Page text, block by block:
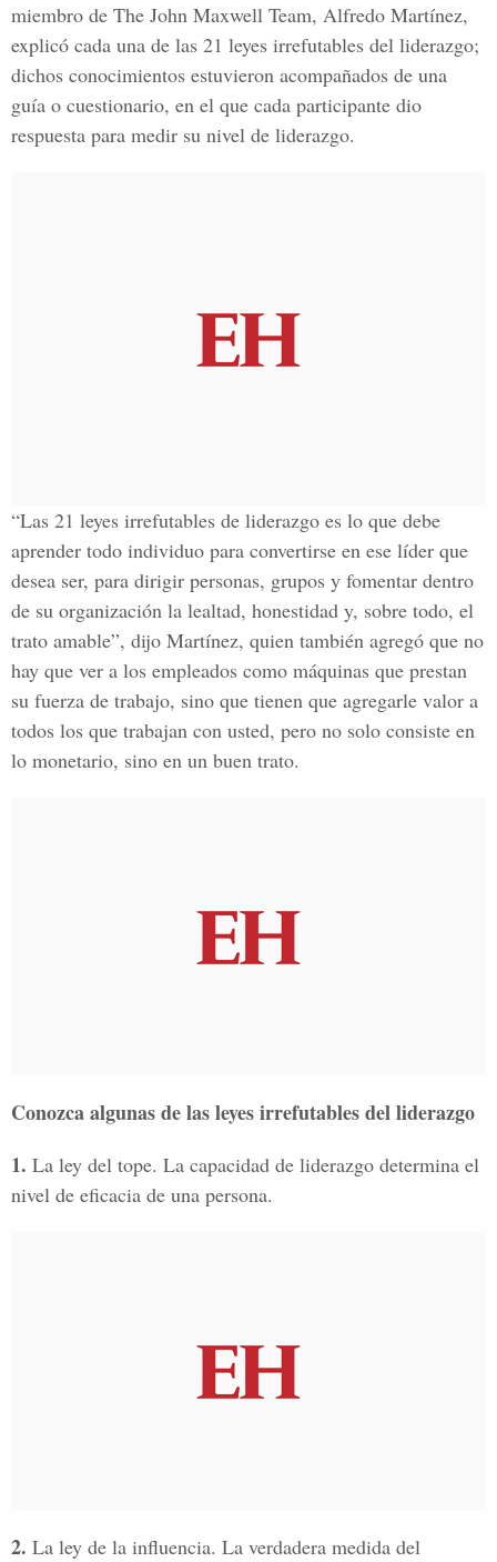
miembro de The John Maxwell Team, Alfredo Martínez,
explicó cada una de las 21 leyes irrefutables del liderazgo;
dichos conocimientos estuvieron acompañados de una
guía o cuestionario, en el que cada participante dio
respuesta para medir su nivel de liderazgo.
“Las 21 leyes irrefutables de liderazgo es lo que debe
aprender todo individuo para convertirse en ese líder que
desea ser, para dirigir personas, grupos y fomentar dentro
de su organización la lealtad, honestidad y, sobre todo, el
trato amable”, dijo Martínez, quien también agregó que no
hay que ver a los empleados como máquinas que prestan
su fuerza de trabajo, sino que tienen que agregarle valor a
todos los que trabajan con usted, pero no solo consiste en
lo monetario, sino en un buen trato.
Conozca algunas de las leyes irrefutables del liderazgo
1. La ley del tope. La capacidad de liderazgo determina el
nivel de eficacia de una persona.
2. La ley de la influencia. La verdadera medida del